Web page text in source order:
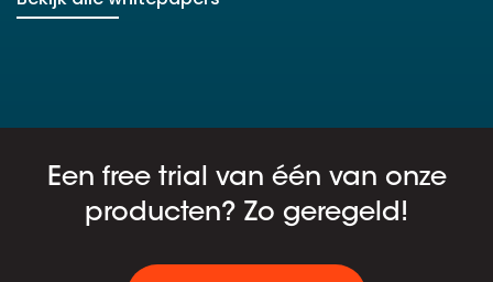
Een free trial van één van onze
producten? Zo geregeld!